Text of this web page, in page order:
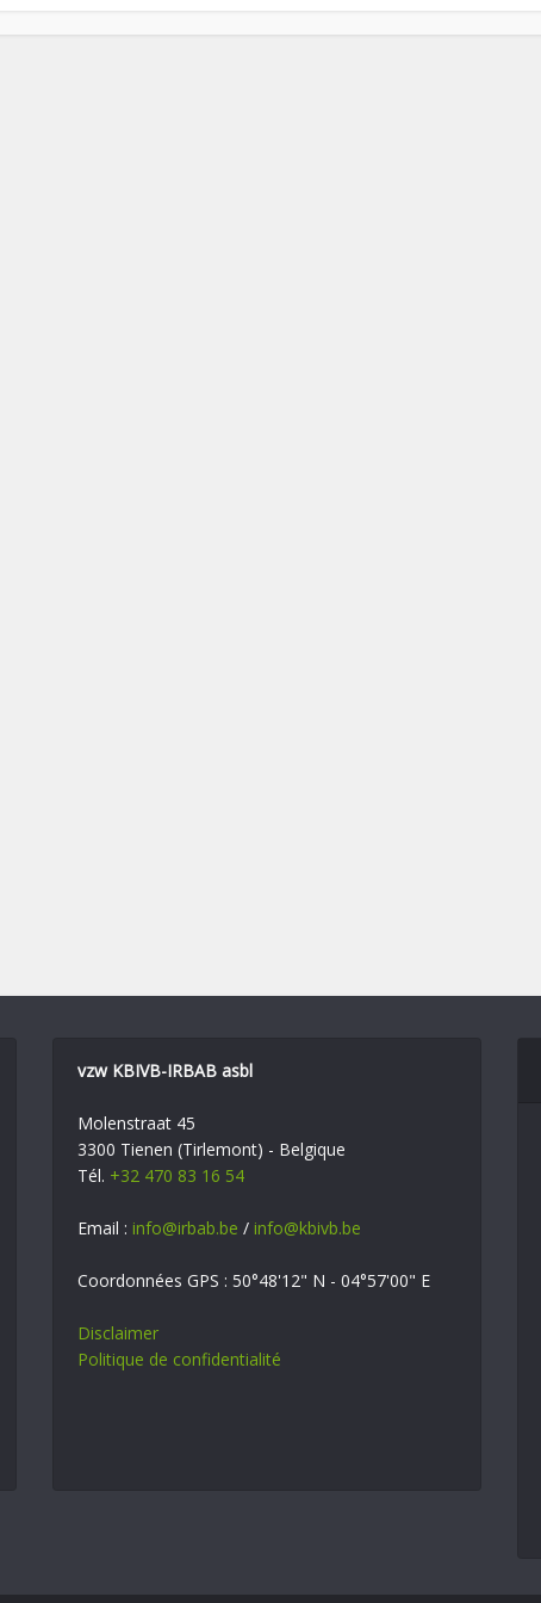
vzw KBIVB-IRBAB asbl
Molenstraat 45
3300 Tienen (Tirlemont) - Belgique
Tél. +32 470 83 16 54
Email : info@irbab.be / info@kbivb.be
Coordonnées GPS : 50°48'12" N - 04°57'00" E
Disclaimer
Politique de confidentialité